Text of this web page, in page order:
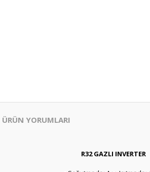
ÜRÜN YORUMLARI
R32 GAZLI INVERTER